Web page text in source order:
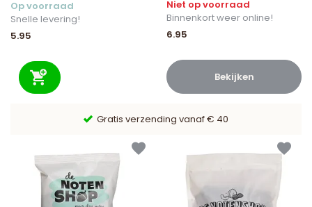
Op voorraad
Snelle levering!
5.95
Niet op voorraad
Binnenkort weer online!
6.95
Bekijken
9,6/10 Webwinkelkeur ✔